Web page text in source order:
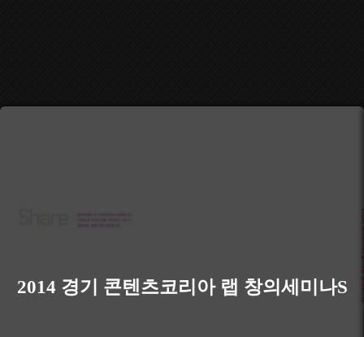
2014 경기 콘텐츠코리아 랩 창의세미나S